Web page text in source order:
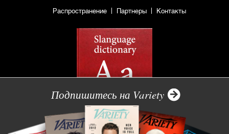
Распространение Партнеры Контакты
Подпишитесь на Variety